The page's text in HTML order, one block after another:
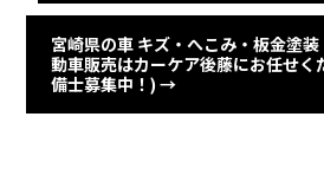
宮崎県の車 キズ・へこみ・板金塗
動車販売はカーケア後藤にお任せく
備士募集中！)→